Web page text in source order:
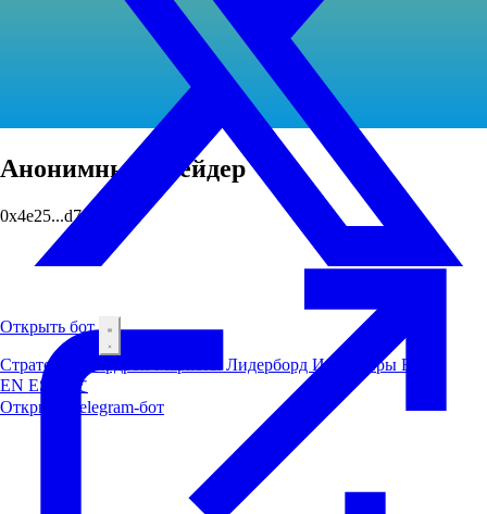
Открыть бот
Стратегии Лидерборд Инсайдеры Блог
EN ES
中文
Открыть Telegram-бот
Анонимный трейдер
0x4e25...d7a7